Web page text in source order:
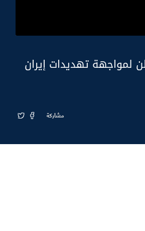
لمواجهة تهديدات إيران
مشاركة